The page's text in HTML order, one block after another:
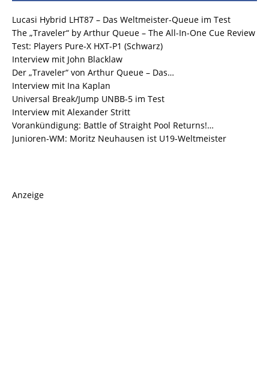
Lucasi Hybrid LHT87 – Das Weltmeister-Queue im Test
The „Traveler“ by Arthur Queue – The All-In-One Cue Review
Test: Players Pure-X HXT-P1 (Schwarz)
Interview mit John Blacklaw
Der „Traveler“ von Arthur Queue – Das…
Interview mit Ina Kaplan
Universal Break/Jump UNBB-5 im Test
Interview mit Alexander Stritt
Vorankündigung: Battle of Straight Pool Returns!…
Junioren-WM: Moritz Neuhausen ist U19-Weltmeister
Anzeige